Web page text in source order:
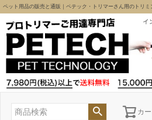
ペット用品の販売と通販｜ペテック・トリマーさん用のトリ
カー